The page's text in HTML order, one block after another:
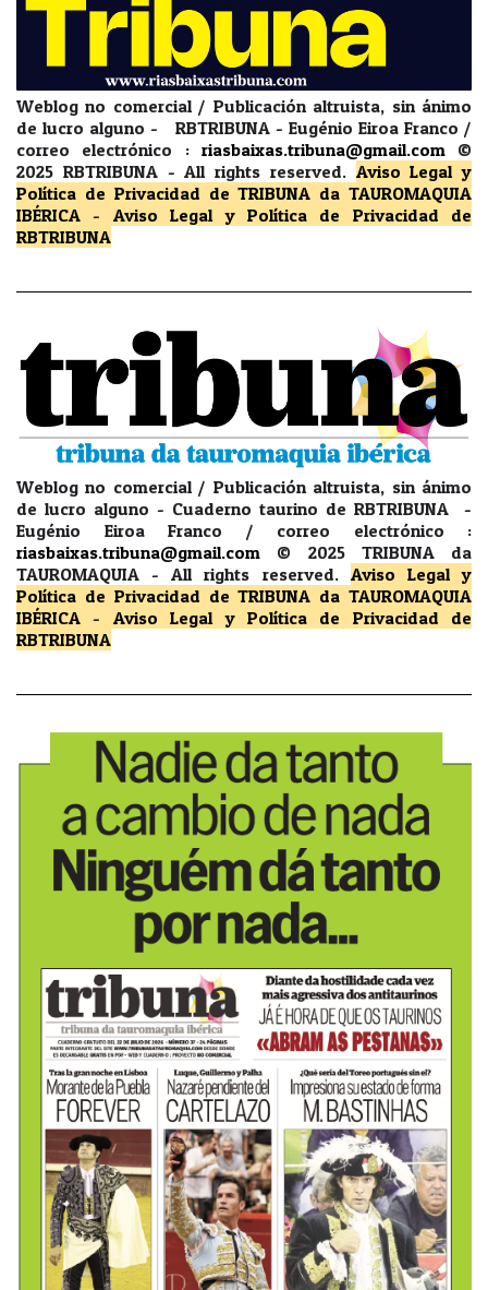
Weblog no comercial / Publicación altruista, sin ánimo
de lucro alguno - RBTRIBUNA - Eugénio Eiroa Franco /
correo electrónico : riasbaixas.tribuna@gmail.com
©
2025 RBTRIBUNA -All rights reserved. Aviso Legal y
Política de Privacidad de TRIBUNA da TAUROMAQUIA
IBÉRICA - Aviso Legal y Política de Privacidad
de
RBTRIBUNA
Weblog no comercial / Publicación altruista, sin ánimo
de lucro alguno - Cuaderno taurino de RBTRIBUNA -
Eugénio Eiroa Franco / correo electrónico :
riasbaixas.tribuna@gmail.com
© 2025 TRIBUNA da
TAUROMAQUIA -All rights reserved. Aviso Legal y
Política de Privacidad de TRIBUNA da TAUROMAQUIA
IBÉRICA - Aviso Legal y Política de Privacidad
de
RBTRIBUNA